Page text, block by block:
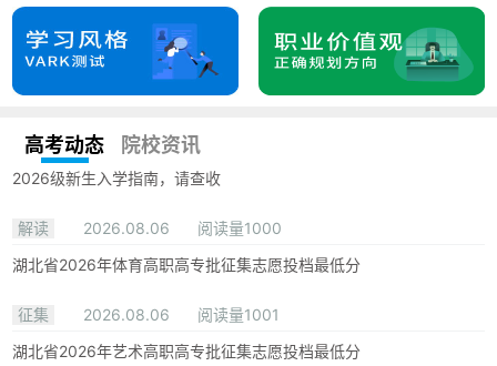
高考动态 院校资讯
2026级新生入学指南，请查收
解读 2026.08.06
阅读量1000
湖北省2026年体育高职高专批征集志愿投档最低分
征集 2026.08.06
阅读量1001
湖北省2026年艺术高职高专批征集志愿投档最低分